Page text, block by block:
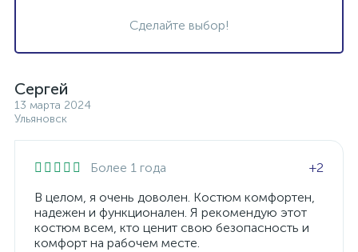
Сделайте выбор!
Сергей
13 марта 2024
Ульяновск
Более 1 года
+2
В целом, я очень доволен. Костюм комфортен,
надежен и функционален. Я рекомендую этот
костюм всем, кто ценит свою безопасность и
комфорт на рабочем месте.